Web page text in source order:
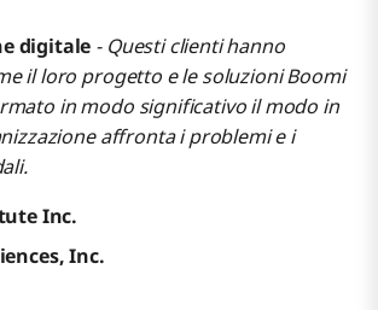
digitale - Questi clienti hanno
il loro progetto e le soluzioni Boomi
in modo significativo il modo in
affronta i problemi e i
Inc.
Inc.